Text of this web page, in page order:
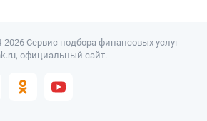
2026 Сервис подбора финансовых услуг
официальный сайт.